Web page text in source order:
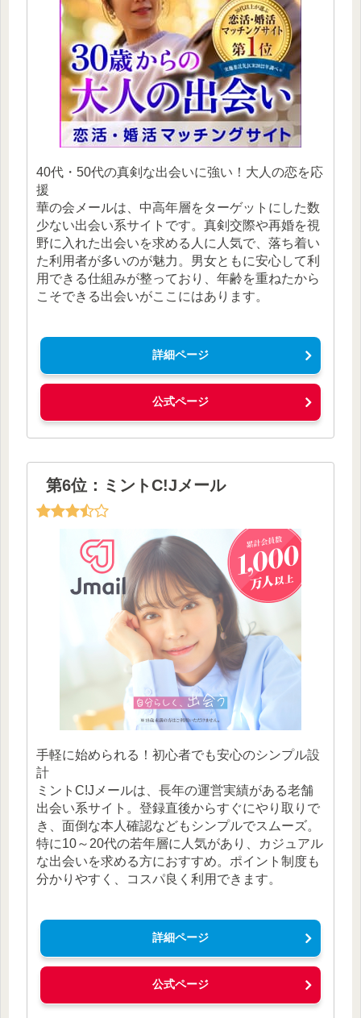
40代・50代の真剣な出会いに強い！大人の恋を応
援
華の会メールは、中高年層をターゲットにした数
少ない出会い系サイトです。真剣交際や再婚を視
野に入れた出会いを求める人に人気で、落ち着い
た利用者が多いのが魅力。男女ともに安心して利
用できる仕組みが整っており、年齢を重ねたから
こそできる出会いがここにはあります。
詳細ページ
公式ページ
第6位：ミントC!Jメール
手軽に始められる！初心者でも安心のシンプル設
計
ミントC!Jメールは、長年の運営実績がある老舗
出会い系サイト。登録直後からすぐにやり取りで
き、面倒な本人確認などもシンプルでスムーズ。
特に10～20代の若年層に人気があり、カジュアル
な出会いを求める方におすすめ。ポイント制度も
分かりやすく、コスパ良く利用できます。
詳細ページ
公式ページ